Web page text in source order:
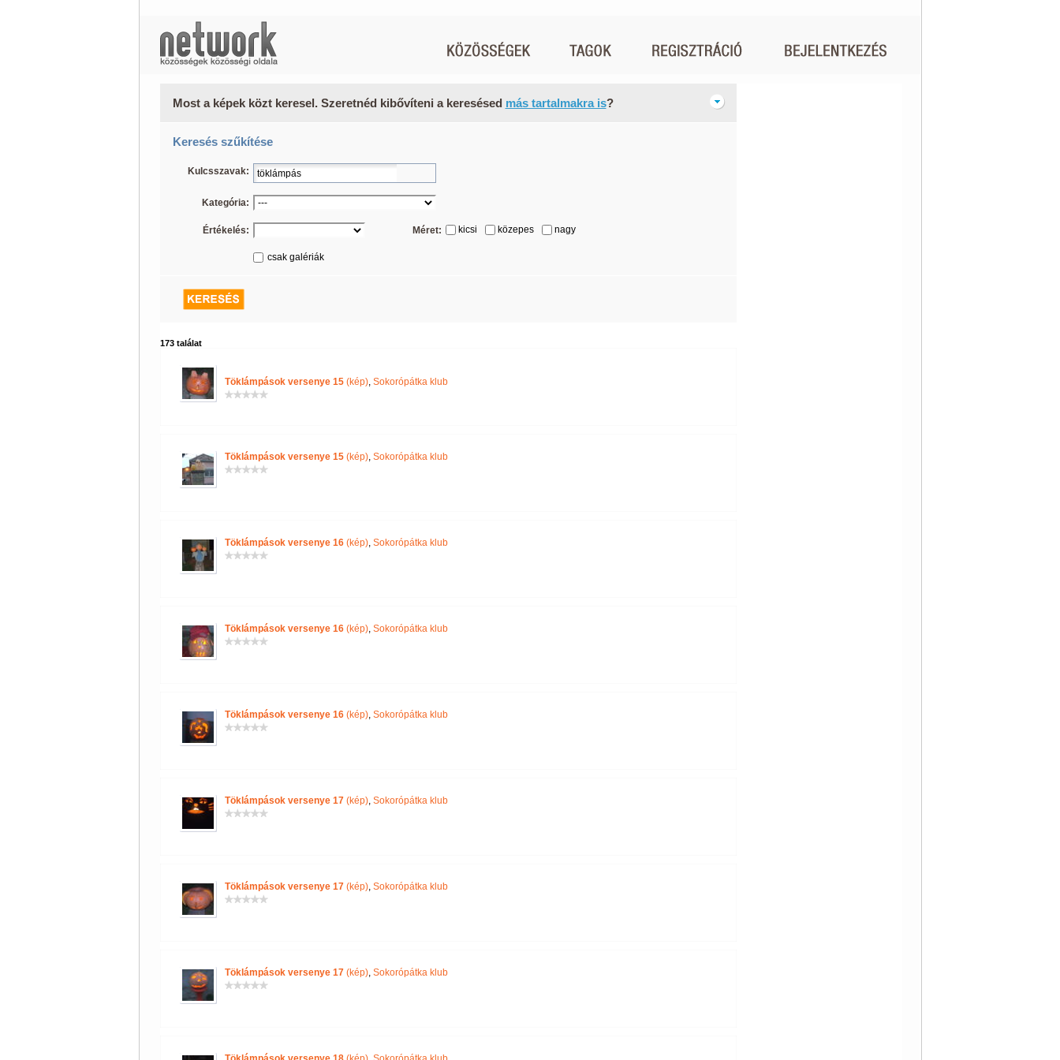
Most a képek közt keresel. Szeretnéd kibővíteni a keresésed más tartalmakra is?
Keresés szűkítése
Kulcsszavak:
Kategória:
Értékelés: Méret: kicsi közepes nagy
csak galériák
173 találat
Töklámpások versenye 15(kép), Sokorópátka klub
Töklámpások versenye 15(kép), Sokorópátka klub
Töklámpások versenye 16(kép), Sokorópátka klub
Töklámpások versenye 16(kép), Sokorópátka klub
Töklámpások versenye 16(kép), Sokorópátka klub
Töklámpások versenye 17(kép), Sokorópátka klub
Töklámpások versenye 17(kép), Sokorópátka klub
Töklámpások versenye 17(kép), Sokorópátka klub